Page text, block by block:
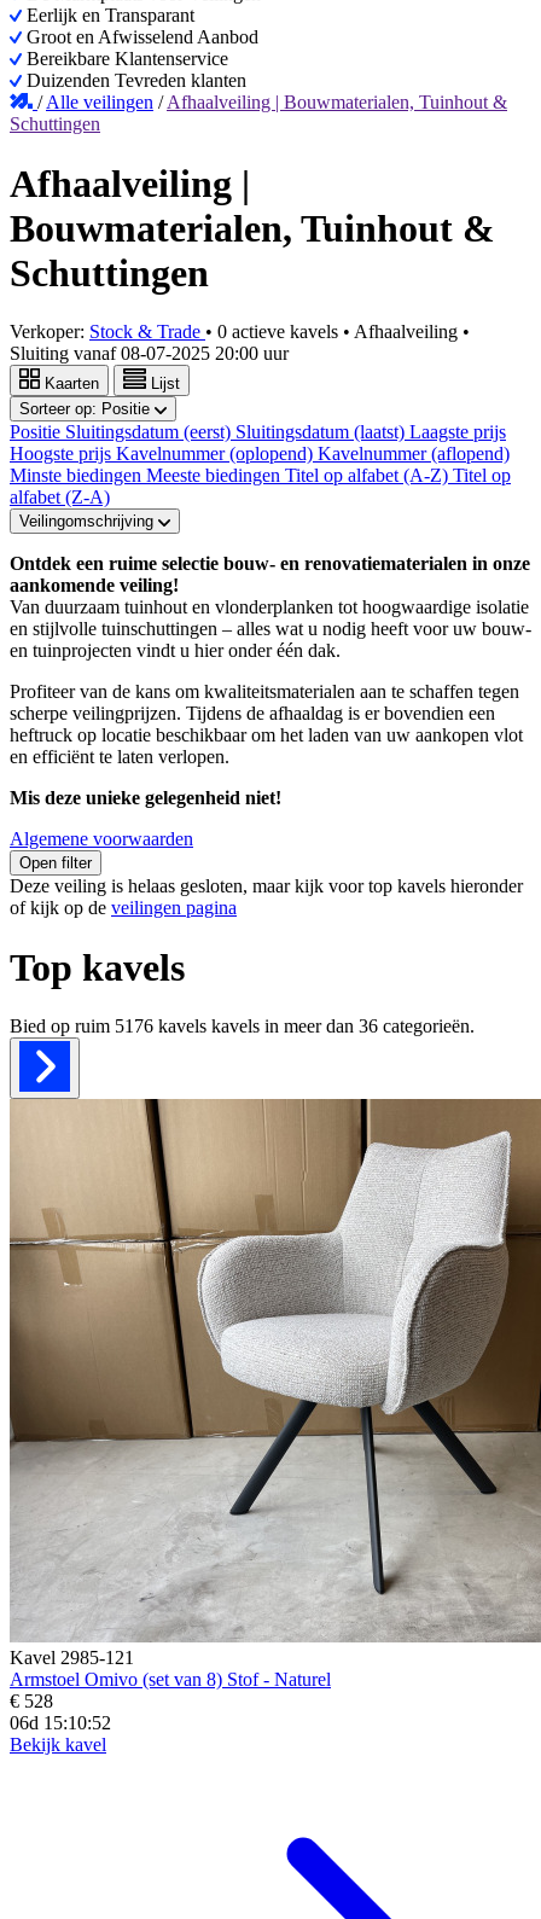
Eerlijk en Transparant
Groot en Afwisselend Aanbod
Bereikbare Klantenservice
Duizenden Tevreden klanten
/Alle veilingen /Afhaalveiling | Bouwmaterialen, Tuinhout &
Schuttingen
Afhaalveiling |
Bouwmaterialen, Tuinhout &
Schuttingen
Verkoper: Stock & Trade • 0 actieve kavels • Afhaalveiling •
Sluiting vanaf08-07-2025 20:00 uur
Kaarten
Lijst
Sorteer op: Positie
Positie Sluitingsdatum (eerst) Sluitingsdatum (laatst) Laagste prijs
Hoogste prijs Kavelnummer (oplopend) Kavelnummer (aflopend)
Minste biedingen Meeste biedingen Titel op alfabet (A-Z) Titel op
alfabet (Z-A)
Veilingomschrijving
Ontdek een ruime selectie bouw- en renovatiematerialen in onze
aankomende veiling!
Van duurzaam tuinhout en vlonderplanken tot hoogwaardige isolatie
en stijlvolle tuinschuttingen – alles wat u nodig heeft voor uw bouw-
en tuinprojecten vindt u hier onder één dak.
Profiteer van de kans om kwaliteitsmaterialen aan te schaffen tegen
scherpe veilingprijzen. Tijdens de afhaaldag is er bovendien een
heftruck op locatie beschikbaar om het laden van uw aankopen vlot
en efficiënt te laten verlopen.
Mis deze unieke gelegenheid niet!
Algemene voorwaarden
Open filter
Deze veiling is helaas gesloten, maar kijk voor top kavels hieronder
of kijk op de veilingen pagina
Top kavels
Bied op ruim 5176 kavels kavels in meer dan 36 categorieën.
Kavel 2985-121
Armstoel Omivo (set van 8) Stof - Naturel
€ 528
06d 15:10:50
Bekijk kavel